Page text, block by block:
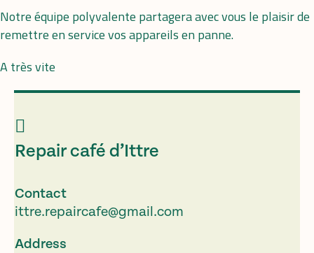
Notre équipe polyvalente partagera avec vous le plaisir de
remettre en service vos appareils en panne.
A très vite
Repair café d’Ittre
Contact
ittre.repaircafe@gmail.com
Address